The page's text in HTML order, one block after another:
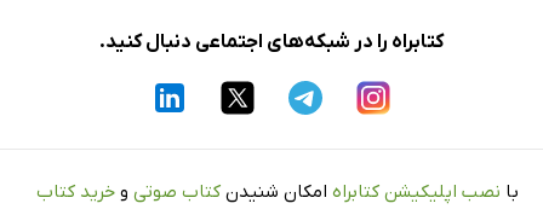
کتابراه را در شبکه‌های اجتماعی دنبال کنید.
با نصب اپلیکیشن کتابراه امکان شنیدن کتاب صوتی و خرید کتاب